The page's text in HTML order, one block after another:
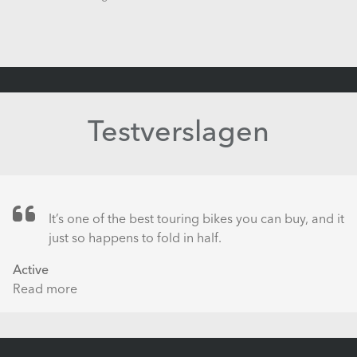
Testverslagen
It’s one of the best touring bikes you can buy, and it
just so happens to fold in half.
Active
Read more